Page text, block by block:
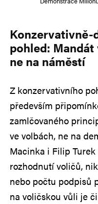
pohled:
ne na náměstí
Z konzervativního
především
zamlčovaného
ve volbách, ne na
Macinka i Filip
rozhodnutí voličů,
nebo počtu podpisů
na voličskou vůli je